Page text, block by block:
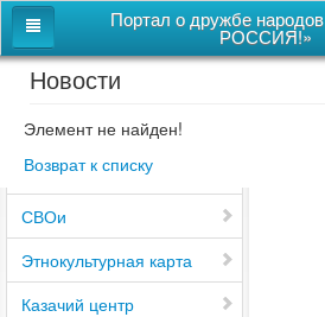
Портал о дружбе
РОССИЯ!»
Главная
Дом дружбы народов
Новости
СВОи
Этнокультурная карта
Казачий центр
Новости
Элемент не найден!
Возврат к списку